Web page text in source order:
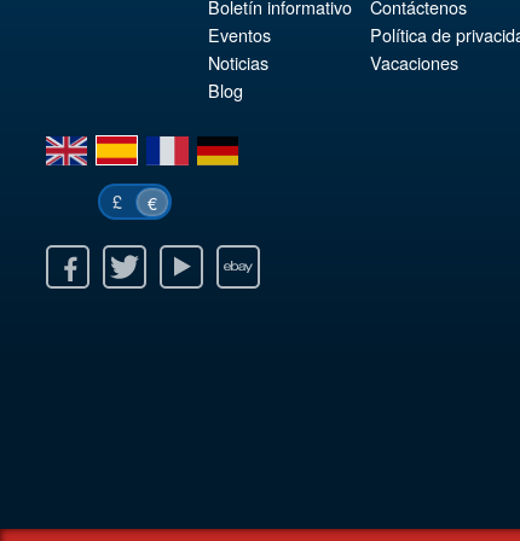
Boletín informativo
Eventos
Noticias
Blog
Contáctenos
Política de
Vacaciones
en es fr de
£ €
Youtube Ebay